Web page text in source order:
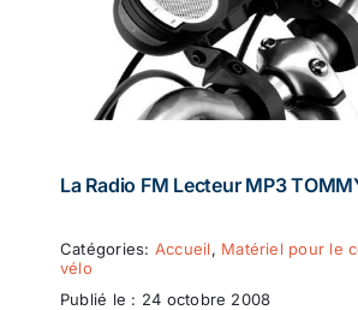
La Radio FM Lecteur MP3
Catégories: Accueil, Matériel pour le
vélo
Publié le : 24 octobre 2008